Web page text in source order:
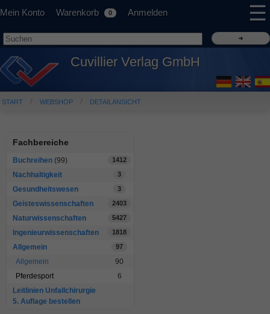
Mein Konto Warenkorb 0 Anmelden ☰
Cuvillier Verlag GmbH
START WEBSHOP DETAILANSICHT
Fachbereiche
Buchreihen (99) 1412
Nachhaltigkeit 3
Gesundheitswesen 3
Geisteswissenschaften 2403
Naturwissenschaften 5427
Ingenieurwissenschaften 1818
Allgemein 97
Allgemein
90
Pferdesport
6
Leitlinien Unfallchirurgie
5. Auflage bestellen